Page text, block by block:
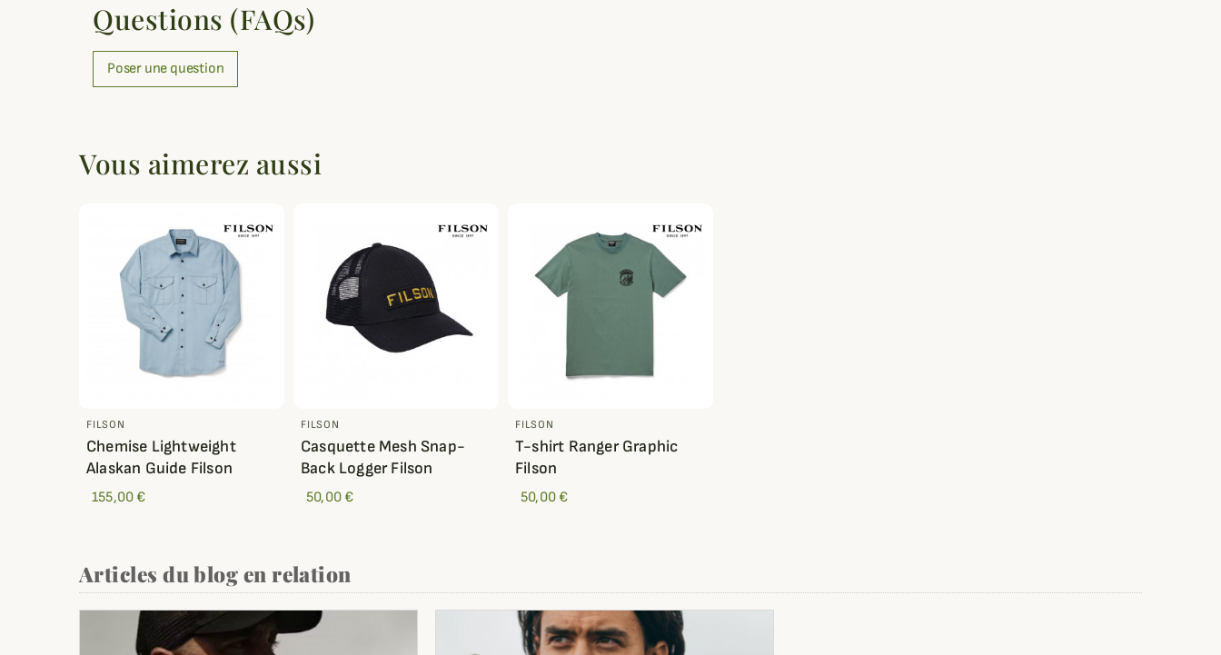
Questions (FAQs)
Poser une question
Vous aimerez aussi
FILSON
Chemise Lightweight
Alaskan Guide Filson
155,00 €
FILSON
Casquette Mesh Snap-
Back Logger Filson
50,00 €
FILSON
T-shirt Ranger Graphic
Filson
50,00 €
Articles du blog en relation